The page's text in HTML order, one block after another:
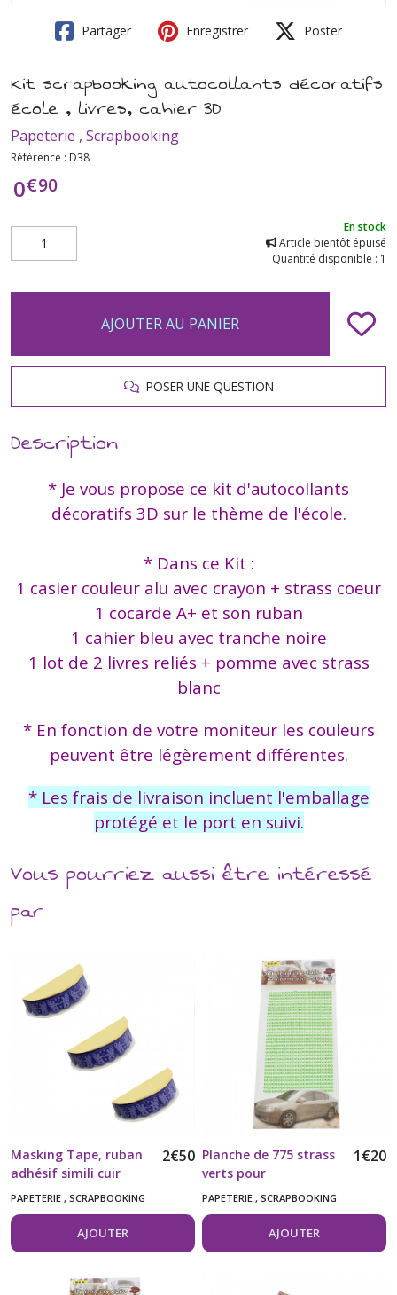
Partager Enregistrer Poster
Kit scrapbooking autocollants décoratifs
école , livres, cahier 3D
Papeterie , Scrapbooking
Référence : D38
0€90
En stock
Article bientôt épuisé
Quantité disponible : 1
AJOUTER AU PANIER
POSER UNE QUESTION
Description
* Je vous propose ce kit d'autocollants
décoratifs 3D sur le thème de l'école.
* Dans ce Kit :
1 casier couleur alu avec crayon + strass coeur
1 cocarde A+ et son ruban
1 cahier bleu avec tranche noire
1 lot de 2 livres reliés + pomme avec strass
blanc
* En fonction de votre moniteur les couleurs
peuvent être légèrement différentes.
* Les frais de livraison incluent l'emballage
protégé et le port en suivi.
Vous pourriez aussi être intéressé
par
Masking Tape, ruban
adhésif simili cuir
ange violet vendu à
2€50
PAPETERIE , SCRAPBOOKING
AJOUTER
Planche de 775 strass
verts pour
customisation
1€20
PAPETERIE , SCRAPBOOKING
AJOUTER